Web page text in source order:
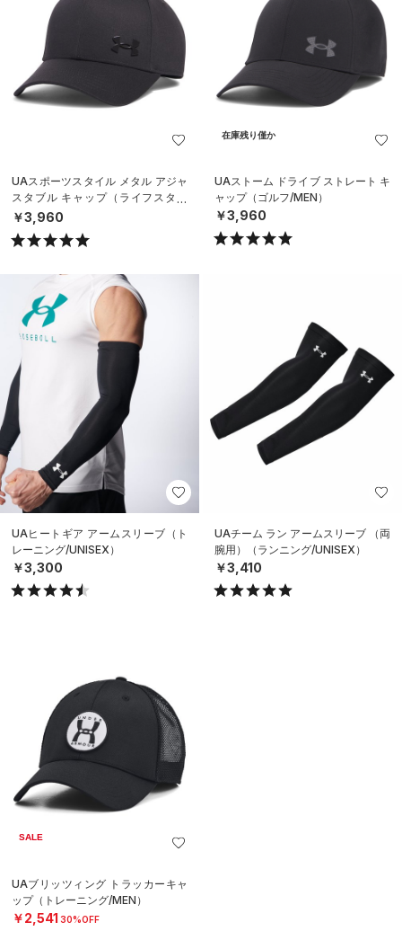
UAスポーツスタイル メタル アジャ
スタブル キャップ（ライフスタイ
ル/MEN）
￥3,960
在庫残り僅か
UAストーム ドライブ ストレート キ
ャップ（ゴルフ/MEN）
￥3,960
UAヒートギア アームスリーブ（ト
レーニング/UNISEX）
￥3,300
UAチーム ラン アームスリーブ （両
腕用）（ランニング/UNISEX）
￥3,410
SALE
UAブリッツィング トラッカーキャ
ップ（トレーニング/MEN）
￥2,541 30%OFF